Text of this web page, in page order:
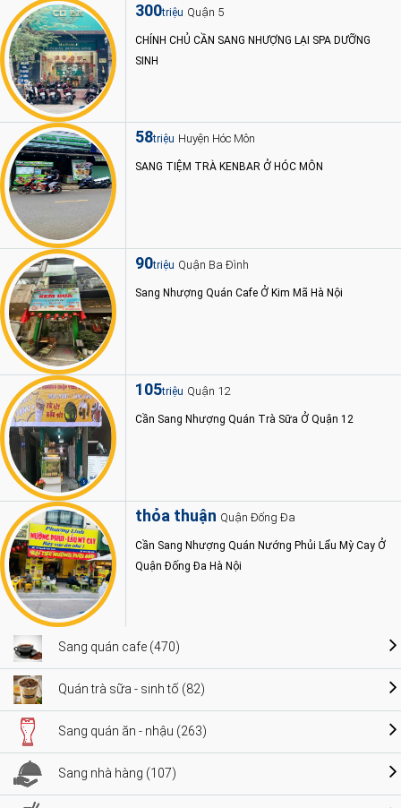
300triệu Quận 5
CHÍNH CHỦ CẦN SANG NHƯỢNG LẠI SPA DƯỠNG
SINH
58triệu Huyện Hóc Môn
SANG TIỆM TRÀ KENBAR Ở HÓC MÔN
90triệu Quận Ba Đình
Sang Nhượng Quán Cafe Ở Kim Mã Hà Nội
105triệu Quận 12
Cần Sang Nhượng Quán Trà Sữa Ở Quận 12
thỏa thuận Quận Đống Đa
Cần Sang Nhượng Quán Nướng Phủi Lẩu Mỳ Cay Ở
Quận Đống Đa Hà Nội
Sang quán cafe (470)
Quán trà sữa - sinh tố (82)
Sang quán ăn - nhậu (263)
Sang nhà hàng (107)